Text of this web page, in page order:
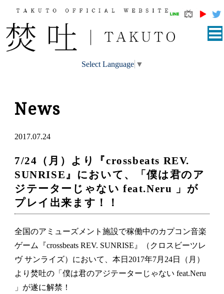
Select Language ▼
News
2017.07.24
7/24（月）より『crossbeats REV.
SUNRISE』において、「僕は君のア
ジテーターじゃない feat.Neru 」が
プレイ出来ます！！
全国のアミューズメント施設で稼働中のカプコン音楽
ゲーム『crossbeats REV. SUNRISE』（クロスビーツレ
ヴ サンライズ）において、本日2017年7月24日（月）
より焚吐の「僕は君のアジテーターじゃない feat.Neru
」が遂に解禁！